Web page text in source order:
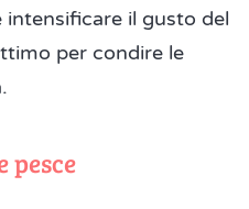
il gusto del
per condire le
pesce